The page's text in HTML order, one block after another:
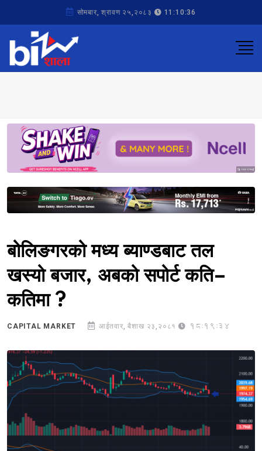
सोमबार, श्रावण २५,२०८३ 11:10:36
Sponsored
Sponsored
बोलिङगरको मध्य ब्याण्डबाट तल
खस्यो बजार, अबको सपोर्ट कति–
कतिमा ?
CAPITAL MARKET आईतवार, बैशाख २३,२०८१ 18:19:34